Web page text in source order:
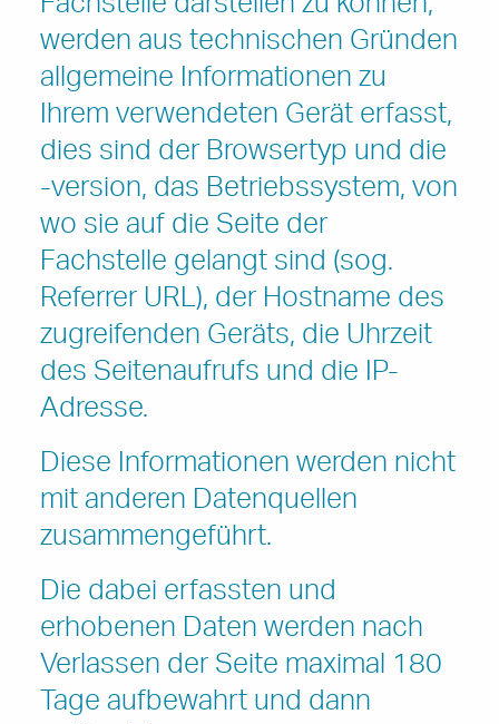
werden aus technischen Gründen
allgemeine Informationen zu
Ihrem verwendeten Gerät erfasst,
dies sind der Browsertyp und die
-version, das Betriebssystem, von
wo sie auf die Seite der
Fachstelle gelangt sind (sog.
Referrer URL), der Hostname des
zugreifenden Geräts, die Uhrzeit
des Seitenaufrufs und die IP-
Adresse.
Diese Informationen werden nicht
mit anderen Datenquellen
zusammengeführt.
Die dabei erfassten und
erhobenen Daten werden nach
Verlassen der Seite maximal 180
Tage aufbewahrt und dann